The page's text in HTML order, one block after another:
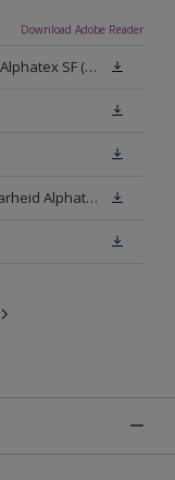
Download Adobe Reader
Technische Informatieblad Sikkens Alphatex SF (PDF)
Technical Report decontamineerbaarheid Alphatex SF